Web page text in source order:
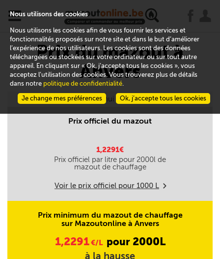
x
Prix du mazout à
Anvers
Aujourd'hui le 08/08
Prix officiel du mazout
1,2291€
Prix officiel par litre pour 2000l de
mazout de chauffage
Voir le prix officiel pour 1000 L m
Prix minimum du mazout de chauffage
sur Mazoutonline à Anvers
1,2291€/L pour 2000L
à la hausse
Nous utilisons des cookies
Nous utilisons les cookies afin de vous fournir les services et
fonctionnalités proposés sur notre site et dans le but d’améliorer
l’expérience de nos utilisateurs. Les cookies sont des données
téléchargées ou stockées sur votre ordinateur ou sur tout autre
appareil. En cliquant sur « Ok, j’accepte tous les cookies », vous
acceptez l’utilisation des cookies. Vous trouverez plus de détails
dans notre politique de confidentialité.
Ok, j’accepte tous les cookies
Je change mes préférences